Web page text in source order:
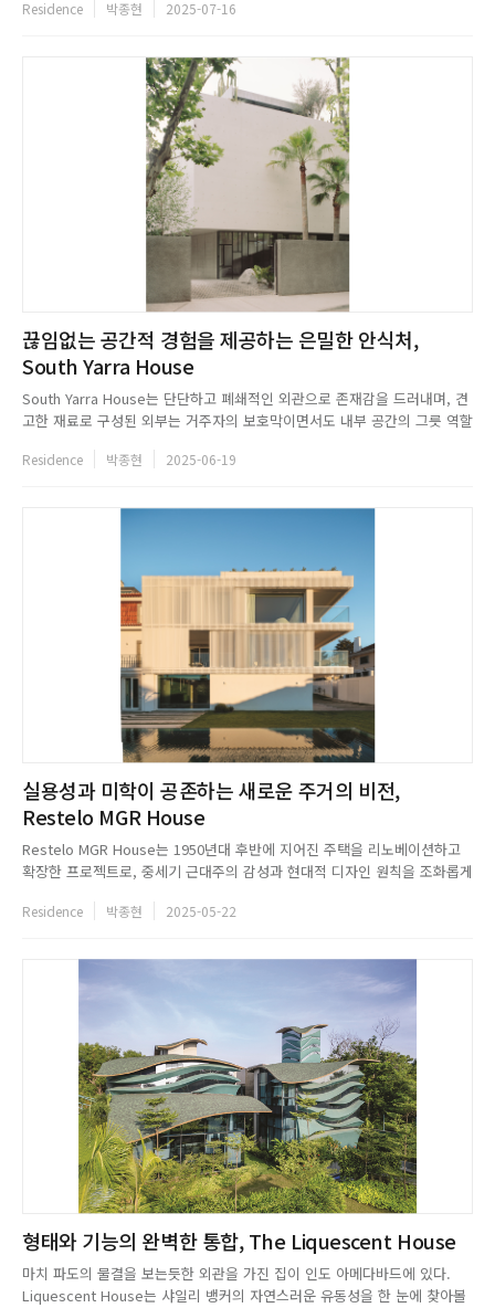
성되어, 일상의 흐름을 자연스럽게 품는다. 황동 격자와 나무 문 위의 섬세한
Residence 박종현 2025-07-16
끊임없는 공간적 경험을 제공하는 은밀한 안식처,
South Yarra House
South Yarra House는 단단하고 폐쇄적인 외관으로 존재감을 드러내며, 견
고한 재료로 구성된 외부는 거주자의 보호막이면서도 내부 공간의 그릇 역할
하며, 공중에 떠 있는 듯한 콘크리트 외관 아래를 지나면 이중 높이의 현관과
Residence 박종현 2025-06-19
실용성과 미학이 공존하는 새로운 주거의 비전,
Restelo MGR House
Restelo MGR House는 1950년대 후반에 지어진 주택을 리노베이션하고
확장한 프로젝트로, 중세기 근대주의 감성과 현대적 디자인 원칙을 조화롭게
내려다보이는 파노라마 전망을 확보했다. 확장된 외관은 슬라이딩 알루미늄
Residence 박종현 2025-05-22
형태와 기능의 완벽한 통합, The Liquescent House
마치 파도의 물결을 보는듯한 외관을 가진 집이 인도 아메다바드에 있다.
Liquescent House는 샤일리 뱅커의 자연스러운 유동성을 한 눈에 찾아볼